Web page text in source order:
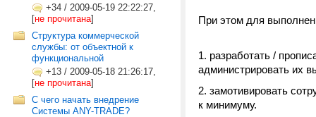
+34 / 2009-05-19 22:22:27,
[не прочитана]
Структура коммерческой
службы: от объектной к
функциональной
+13 / 2009-05-18 21:26:17,
[не прочитана]
С чего начать внедрение
Системы ANY-TRADE?
При этом для
1. разработать /
администрировать их
2. замотивировать
к минимуму.